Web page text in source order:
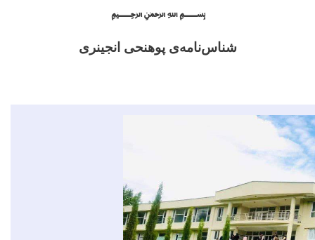
﷽
شناسنامهی پوهنحی انجینری